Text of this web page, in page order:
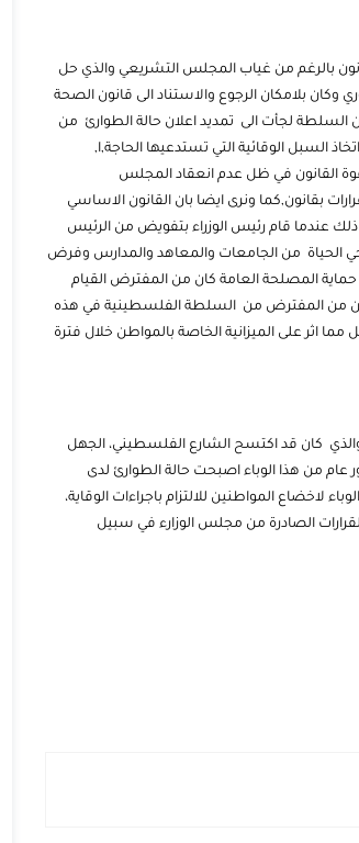
حالة الطوارئ بقرار بقانون بالرغم من غياب المجلس التشريعي والذي حل
وكان بلامكان الرجوع والاستناد الى قانون الصحة
الاوبئة، الا ان السلطة لجأت الى تمديد اعلان حالة الطوارئ من
السبل الوقائية التي تستدعيها الحاجة,ا,
لها قوة القانون في ظل عدم انعقاد المجلس
بقانون,كما ونرى ايضا بان القانون الاساسي
ذلك عندما قام رئيس الوزراء بتفويض من الرئيس
الحياة من الجامعات والمعاهد والمدارس وفرض
المصلحة العامة كان من المفترض القيام
كان من المفترض من السلطة الفلسطينية في هذه
اثر على الميزانية الخاصة بالمواطن خلال فترة
كان قد اكتسح الشارع الفلسطيني، الجهل
عام من هذا الوباء اصبحت حالة الطوارئ لدى
المواطنين للالتزام باجراءات الوقاية،
الصادرة من مجلس الوزارء في سبيل